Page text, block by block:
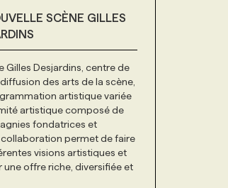
SCÈNE GILLES
Gilles Desjardins, centre de
des arts de la scène,
artistique variée
artistique composé de
fondatrices et
permet de faire
visions artistiques et
offre riche, diversifiée et